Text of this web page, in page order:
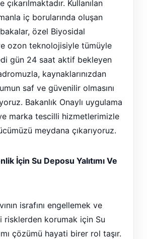
Kullanılan
iç borularında oluşan
özel Biyosidal
ozon teknolojisiyle tümüyle
gün 24 saat aktif bekleyen
kaynaklarınızdan
saf ve güvenilir olmasını
Bakanlık Onaylı uygulama
marka tescilli hizmetlerimizle
meydana çıkarıyoruz.
İçin Su Deposu Yalıtımı Ve
israfını engellemek ve
risklerden korumak için Su
çözümü hayati birer rol taşır.